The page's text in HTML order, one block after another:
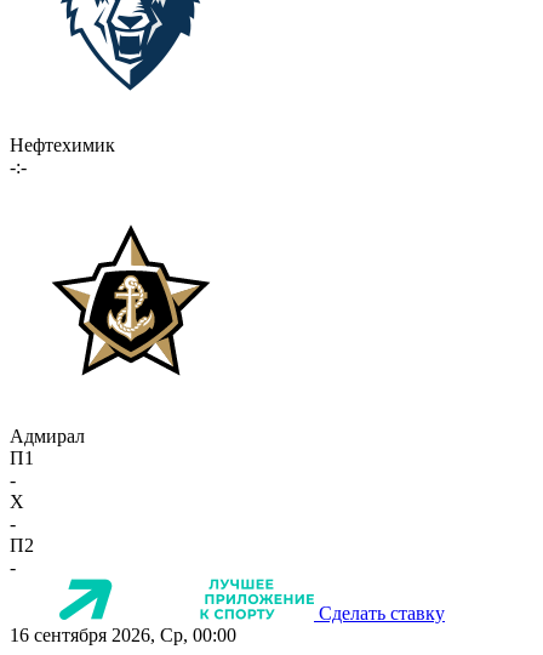
Нефтехимик
-:-
Адмирал
П1
-
X
-
П2
-
Сделать ставку
16 сентября 2026, Ср, 00:00